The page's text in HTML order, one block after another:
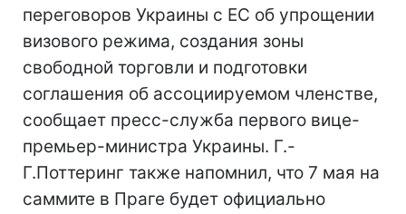
переговоров Украины с ЕС об упрощении
визового режима, создания зоны
свободной торговли и подготовки
соглашения об ассоциируемом членстве,
сообщает пресс-служба первого вице-
премьер-министра Украины. Г.-
Г.Поттеринг также напомнил, что 7 мая на
саммите в Праге будет официально